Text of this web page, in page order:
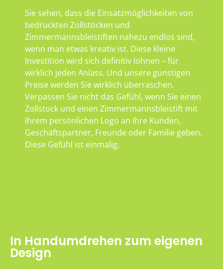
Sie sehen, dass die Einsatzmöglichkeiten von
bedruckten Zollstöcken und
Zimmermannsbleistiften nahezu endlos sind,
wenn man etwas kreativ ist. Diese kleine
Investition wird sich definitiv lohnen – für
wirklich jeden Anlass. Und unsere günstigen
Preise werden Sie wirklich überraschen.
Verpassen Sie nicht das Gefühl, wenn Sie einen
Zollstock und einen Zimmermannsbleistift mit
Ihrem persönlichen Logo an Ihre Kunden,
Geschäftspartner, Freunde oder Familie geben.
Diese Gefühl ist einmalig.
In Handumdrehen zum eigenen
Design